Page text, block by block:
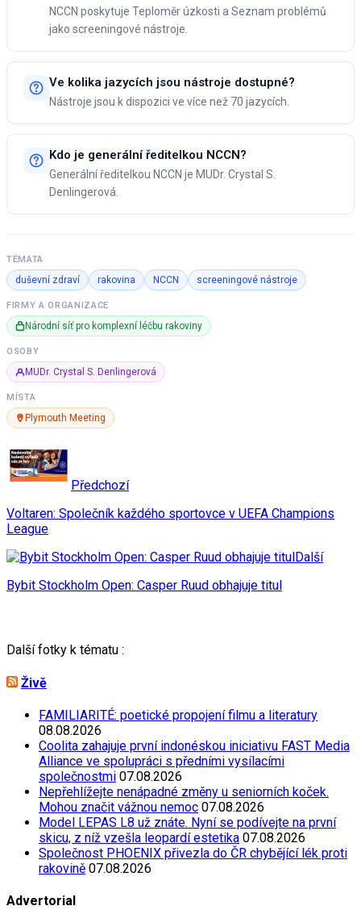
NCCN poskytuje Teploměr úzkosti a Seznam problémů
jako screeningové nástroje.
Ve kolika jazycích jsou nástroje dostupné?
Nástroje jsou k dispozici ve více než 70 jazycích.
Kdo je generální ředitelkou NCCN?
Generální ředitelkou NCCN je MUDr. Crystal S.
Denlingerová.
TÉMATA
duševní zdraví rakovina NCCN screeningové nástroje
FIRMY A ORGANIZACE
Národní síť pro komplexní léčbu rakoviny
OSOBY
MUDr. Crystal S. Denlingerová
MÍSTA
Plymouth Meeting
Předchozí
Voltaren: Společník každého sportovce v UEFA Champions
League
Další
Bybit Stockholm Open: Casper Ruud obhajuje titul
Další fotky k tématu :
Živě
FAMILIARITÉ: poetické propojení filmu a literatury
08.08.2026
Coolita zahajuje první indonéskou iniciativu FAST Media
Alliance ve spolupráci s předními vysílacími
společnostmi 07.08.2026
Nepřehlížejte nenápadné změny u seniorních koček.
Mohou značit vážnou nemoc 07.08.2026
Model LEPAS L8 už znáte. Nyní se podívejte na první
skicu, z níž vzešla leopardí estetika 07.08.2026
Společnost PHOENIX přivezla do ČR chybějící lék proti
rakovině 07.08.2026
Advertorial